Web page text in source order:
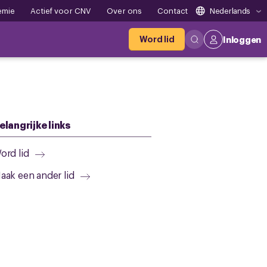
Actief voor CNV Over ons Contact Nederlands
Word lid Inloggen
links
lid
een ander lid